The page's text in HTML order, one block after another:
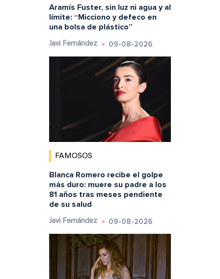
Aramís Fuster, sin luz ni agua y al
límite: “Micciono y defeco en
una bolsa de plástico”
Javi Fernández 09-08-2026
FAMOSOS
Blanca Romero recibe el golpe
más duro: muere su padre a los
81 años tras meses pendiente
de su salud
Javi Fernández 09-08-2026